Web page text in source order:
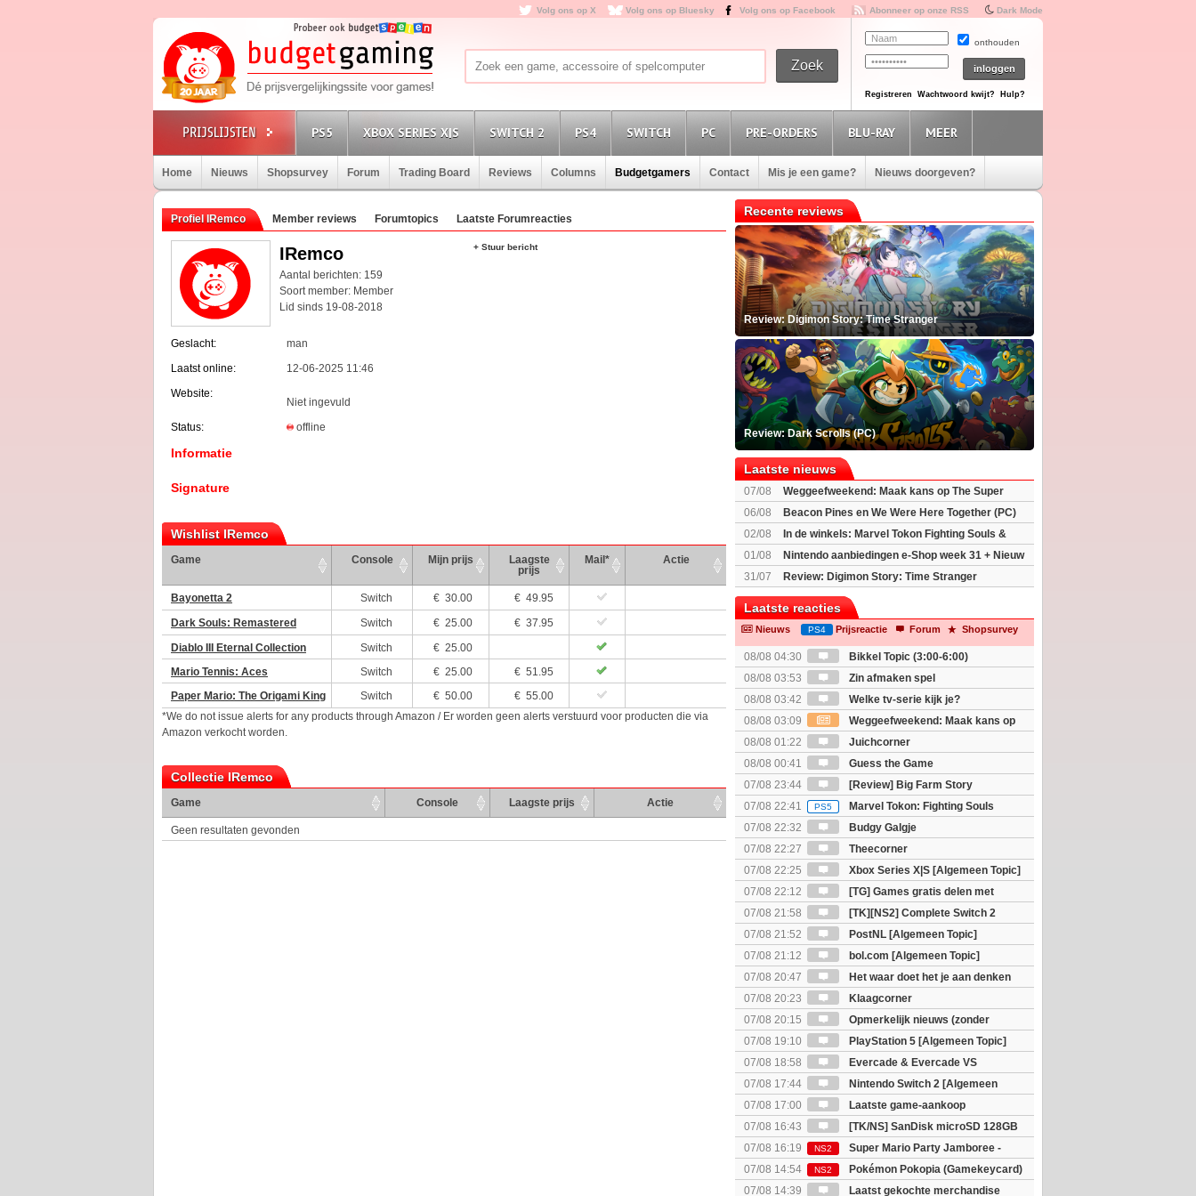
Volg ons op X Volg ons op Bluesky Volg ons op Facebook Abonneer op onze RSS Dark Mode
onthouden
Registreren Wachtwoord kwijt? Hulp?
PS5 XBOX SERIES X|S SWITCH 2 PS4 SWITCH PC PRE-ORDERS BLU-RAY MEER
Home Nieuws Shopsurvey Forum Trading Board Reviews Columns Budgetgamers Contact Mis je een game? Nieuws doorgeven?
Profiel IRemco Member reviews Forumtopics Laatste Forumreacties
IRemco
Aantal berichten: 159
Soort member: Member
Lid sinds 19-08-2018
Geslacht:
man
Laatst online:
12-06-2025 11:46
Website:
Niet ingevuld
Status:
offline
Informatie
Signature
+ Stuur bericht
Wishlist IRemco
Game Console Mijn prijs
Laagste
prijs
Mail* Actie
Bayonetta 2 Switch € 30.00
€ 49.95
Dark Souls: Remastered
Switch € 25.00
€ 37.95
Diablo III Eternal Collection
Switch € 25.00
Mario Tennis: Aces
Switch € 25.00
€ 51.95
Paper Mario: The Origami King
Switch € 50.00
€ 55.00
*We do not issue alerts for any products through Amazon / Er worden geen alerts verstuurd voor producten die via
Amazon verkocht worden.
Collectie IRemco
Game Console Laagste prijs Actie
Geen resultaten gevonden
Recente reviews
Review: Digimon Story: Time Stranger
Review: Dark Scrolls (PC)
Laatste nieuws
07/08
Weggeefweekend: Maak kans op The Super
Mario Galaxy movie (2x)!
06/08
Beacon Pines en We Were Here Together (PC)
Gratis
02/08
In de winkels: Marvel Tokon Fighting Souls &
Beast of Reincarnation
01/08
Nintendo aanbiedingen e-Shop week 31 + Nieuw
voor Switch 2
31/07 Review: Digimon Story: Time Stranger
Laatste reacties
Nieuws PS4 Prijsreactie Forum Shopsurvey
08/08 04:30
Bikkel Topic (3:00-6:00)
08/08 03:53
Zin afmaken spel
08/08 03:42
Welke tv-serie kijk je?
08/08 03:09
Weggeefweekend: Maak kans op
The Super Mario Galaxy movie (2x)!
08/08 01:22
Juichcorner
08/08 00:41
Guess the Game
07/08 23:44
[Review] Big Farm Story
(uitgespeeld op SteamDeck)
07/08 22:41 PS5
Marvel Tokon: Fighting Souls
07/08 22:32
Budgy Galgje
07/08 22:27
Theecorner
07/08 22:25
Xbox Series X|S [Algemeen Topic]
07/08 22:12
[TG] Games gratis delen met
elkaar.
07/08 21:58
[TK][NS2] Complete Switch 2
collectie
07/08 21:52
PostNL [Algemeen Topic]
07/08 21:12
bol.com [Algemeen Topic]
07/08 20:47
Het waar doet het je aan denken
spel! (3 posts wachten!)
07/08 20:23
Klaagcorner
07/08 20:15
Opmerkelijk nieuws (zonder
politiek/religie)
07/08 19:10
PlayStation 5 [Algemeen Topic]
07/08 18:58
Evercade & Evercade VS
[Algemeen Topic]
07/08 17:44
Nintendo Switch 2 [Algemeen
Topic]
07/08 17:00
Laatste game-aankoop
07/08 16:43
[TK/NS] SanDisk microSD 128GB
07/08 16:19
NS2
Super Mario Party Jamboree -
Nintendo Switch 2 Edition
07/08 14:54 NS2
Pokémon Pokopia (Gamekeycard)
07/08 14:39
Laatst gekochte merchandise